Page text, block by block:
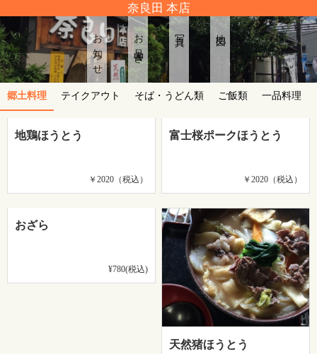
奈良田 本店
お知らせ お品書き 地図
郷土料理 テイクアウト そば・うどん類 ご飯類 一品料理
地鶏ほうとう
￥2020（税込）
富士桜ポークほうとう
￥2020（税込）
おざら
¥780(税込)
天然猪ほうとう